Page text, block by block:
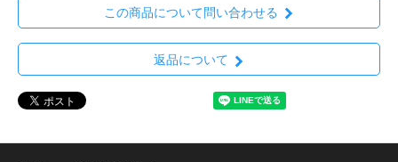
この商品について問い合わせる
返品について